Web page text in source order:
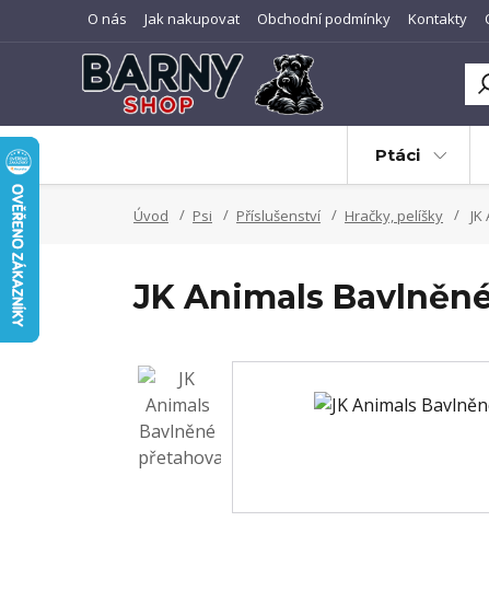
O nás Jak nakupovat Obchodní podmínky Kontakty
Ptáci
Úvod Psi Příslušenství Hračky, pelíšky
JK Animals